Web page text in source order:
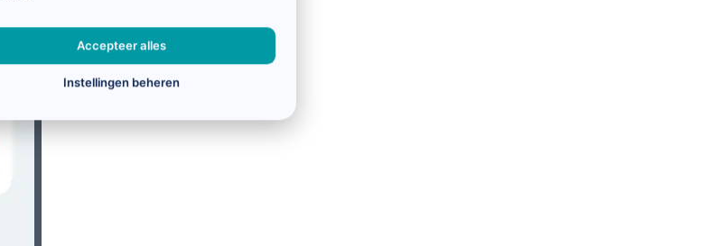
Accepteer alles
Instellingen beheren